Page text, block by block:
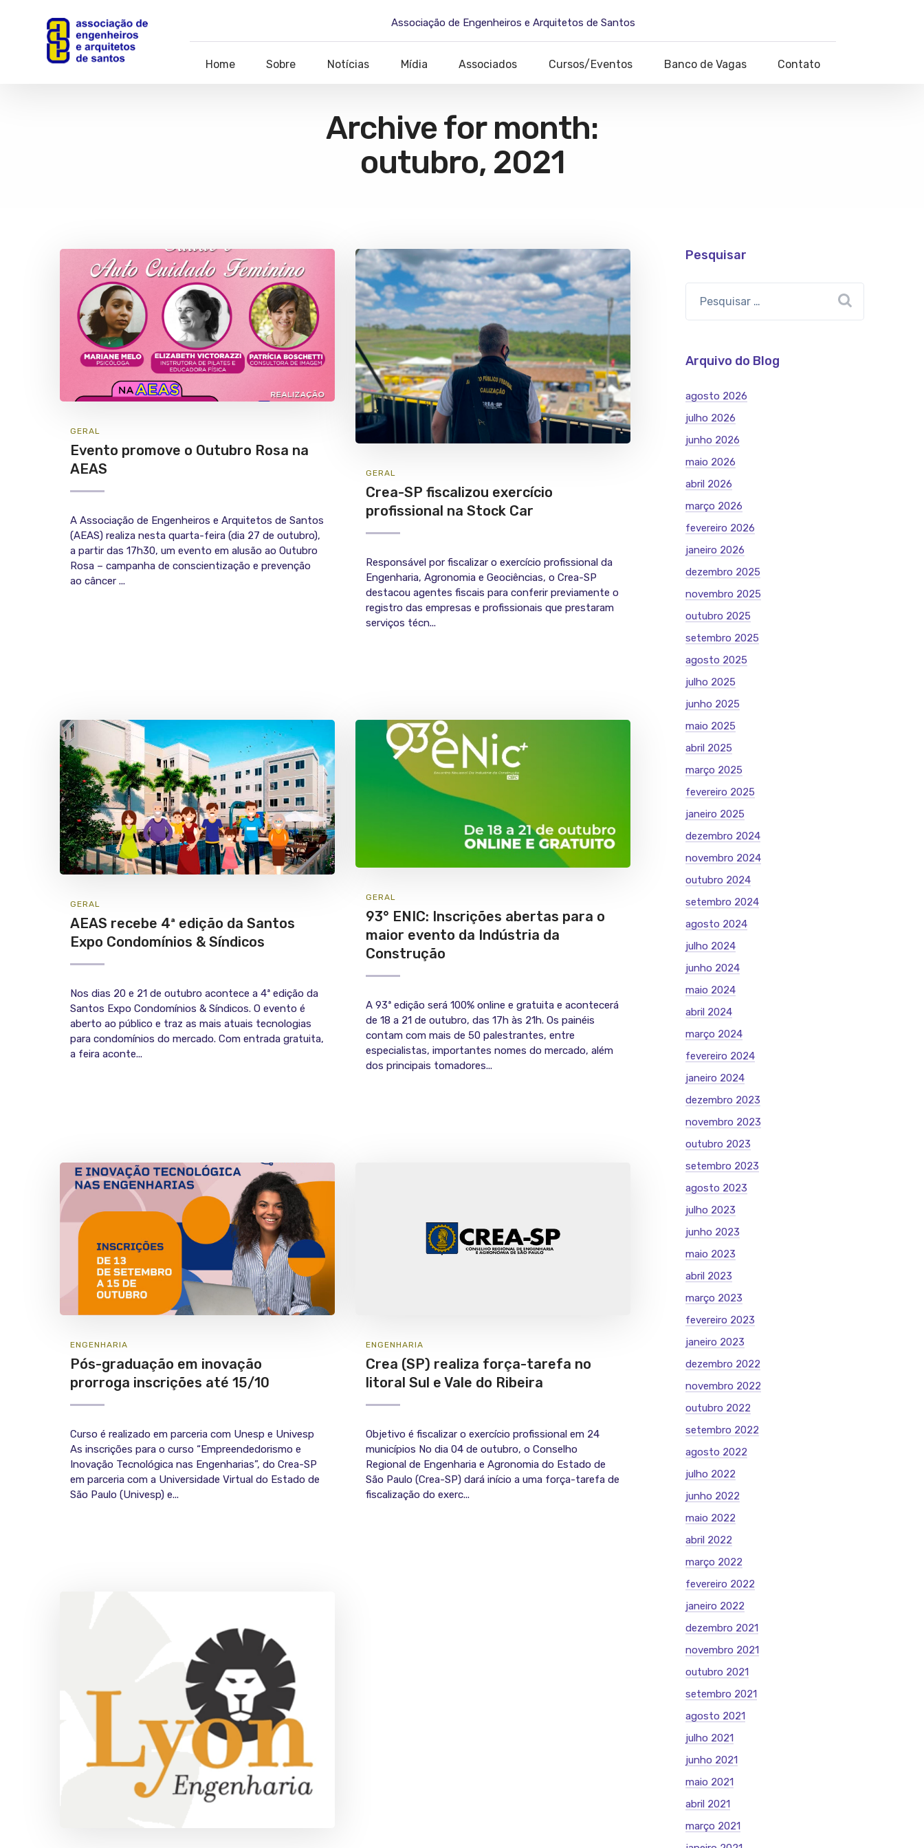
Associação de Engenheiros e Arquitetos de Santos
Home Sobre Notícias Mídia Associados Cursos/Eventos Banco de Vagas Contato
Archive for month:
outubro, 2021
GERAL
Evento promove o Outubro Rosa na
AEAS
A Associação de Engenheiros e Arquitetos de Santos
(AEAS) realiza nesta quarta-feira (dia 27 de outubro),
a partir das 17h30, um evento em alusão ao Outubro
Rosa – campanha de conscientização e prevenção
ao câncer ...
GERAL
Crea-SP fiscalizou exercício
profissional na Stock Car
Responsável por fiscalizar o exercício profissional da
Engenharia, Agronomia e Geociências, o Crea-SP
destacou agentes fiscais para conferir previamente o
registro das empresas e profissionais que prestaram
serviços técn...
GERAL
AEAS recebe 4ª edição da Santos
Expo Condomínios & Síndicos
Nos dias 20 e 21 de outubro acontece a 4ª edição da
Santos Expo Condomínios & Síndicos. O evento é
aberto ao público e traz as mais atuais tecnologias
para condomínios do mercado. Com entrada gratuita,
a feira aconte...
GERAL
93° ENIC: Inscrições abertas para o
maior evento da Indústria da
Construção
A 93ª edição será 100% online e gratuita e acontecerá
de 18 a 21 de outubro, das 17h às 21h. Os painéis
contam com mais de 50 palestrantes, entre
especialistas, importantes nomes do mercado, além
dos principais tomadores...
ENGENHARIA
Pós-graduação em inovação
prorroga inscrições até 15/10
Curso é realizado em parceria com Unesp e Univesp
As inscrições para o curso “Empreendedorismo e
Inovação Tecnológica nas Engenharias”, do Crea-SP
em parceria com a Universidade Virtual do Estado de
São Paulo (Univesp) e...
ENGENHARIA
Crea (SP) realiza força-tarefa no
litoral Sul e Vale do Ribeira
Objetivo é fiscalizar o exercício profissional em 24
municípios No dia 04 de outubro, o Conselho
Regional de Engenharia e Agronomia do Estado de
São Paulo (Crea-SP) dará início a uma força-tarefa de
fiscalização do exerc...
Pesquisar
Arquivo do Blog
agosto 2026
julho 2026
junho 2026
maio 2026
abril 2026
março 2026
fevereiro 2026
janeiro 2026
dezembro 2025
novembro 2025
outubro 2025
setembro 2025
agosto 2025
julho 2025
junho 2025
maio 2025
abril 2025
março 2025
fevereiro 2025
janeiro 2025
dezembro 2024
novembro 2024
outubro 2024
setembro 2024
agosto 2024
julho 2024
junho 2024
maio 2024
abril 2024
março 2024
fevereiro 2024
janeiro 2024
dezembro 2023
novembro 2023
outubro 2023
setembro 2023
agosto 2023
julho 2023
junho 2023
maio 2023
abril 2023
março 2023
fevereiro 2023
janeiro 2023
dezembro 2022
novembro 2022
outubro 2022
setembro 2022
agosto 2022
julho 2022
junho 2022
maio 2022
abril 2022
março 2022
fevereiro 2022
janeiro 2022
dezembro 2021
novembro 2021
outubro 2021
setembro 2021
agosto 2021
julho 2021
junho 2021
maio 2021
abril 2021
março 2021